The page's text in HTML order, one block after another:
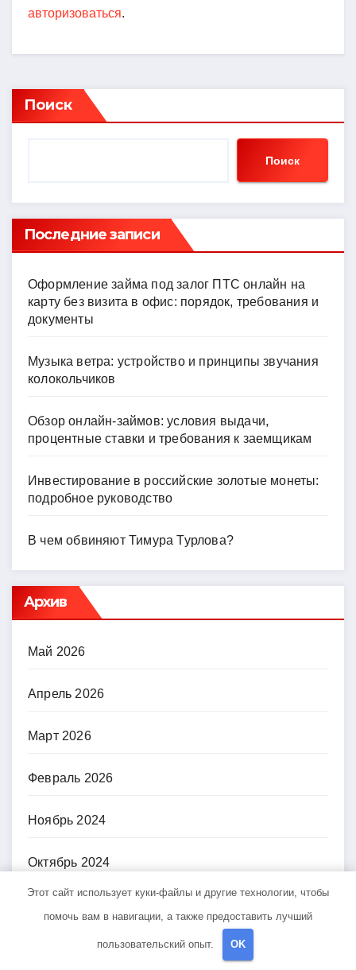
авторизоваться.
Поиск
Поиск
Последние записи
Оформление займа под залог ПТС онлайн на
карту без визита в офис: порядок, требования и
документы
Музыка ветра: устройство и принципы звучания
колокольчиков
Обзор онлайн-займов: условия выдачи,
процентные ставки и требования к заемщикам
Инвестирование в российские золотые монеты:
подробное руководство
В чем обвиняют Тимура Турлова?
Архив
Май 2026
Апрель 2026
Март 2026
Февраль 2026
Ноябрь 2024
Октябрь 2024
Этот сайт использует куки-файлы и другие технологии, чтобы
помочь вам в навигации, а также предоставить лучший
пользовательский опыт. OK